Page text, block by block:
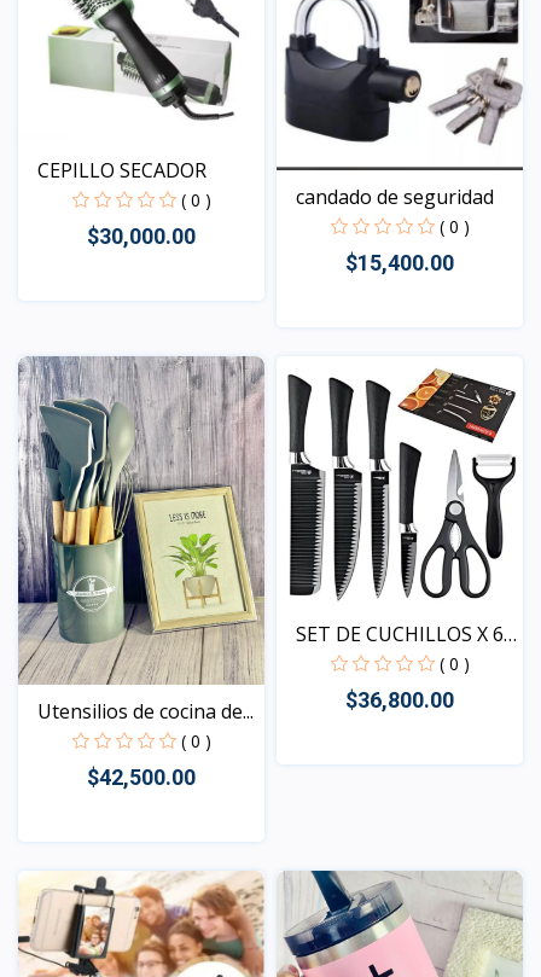
CEPILLO SECADOR
( 0 )
$30,000.00
candado de seguridad
( 0 )
$15,400.00
Utensilios de cocina de...
( 0 )
$42,500.00
Vista
SET DE CUCHILLOS X 6
( 0 )
$36,800.00